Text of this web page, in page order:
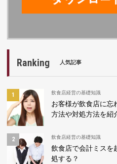
Ranking 人気記事
飲食店経営の基礎知識
お客様が飲食店に忘
方法や対処方法を紹
飲食店経営の基礎知識
飲食店で会計ミスを
処する？